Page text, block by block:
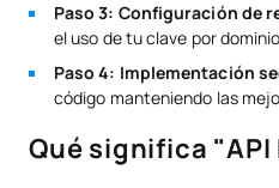
Paso 3: Configuración de
el uso de tu clave por
Paso 4: Implementación
código manteniendo las
Qué significa "API